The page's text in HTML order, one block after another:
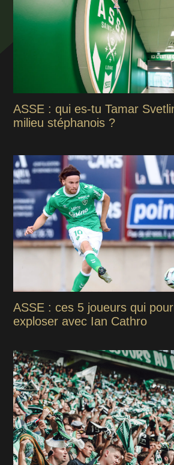
ASSE : qui es-tu Tamar
milieu stéphanois ?
ASSE : ces 5 joueurs qui
exploser avec Ian Cathro